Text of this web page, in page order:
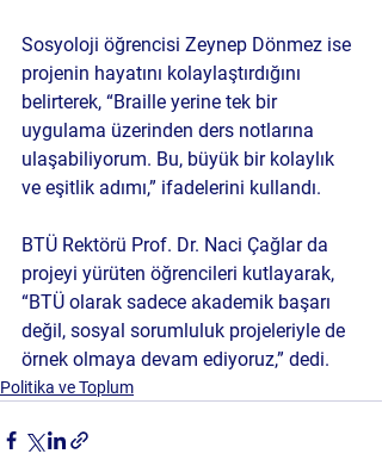
Sosyoloji öğrencisi Zeynep Dönmez ise
projenin hayatını kolaylaştırdığını
belirterek, “Braille yerine tek bir
uygulama üzerinden ders notlarına
ulaşabiliyorum. Bu, büyük bir kolaylık
ve eşitlik adımı,” ifadelerini kullandı.
BTÜ Rektörü Prof. Dr. Naci Çağlar da
projeyi yürüten öğrencileri kutlayarak,
“BTÜ olarak sadece akademik başarı
değil, sosyal sorumluluk projeleriyle de
örnek olmaya devam ediyoruz,” dedi.
Politika ve Toplum